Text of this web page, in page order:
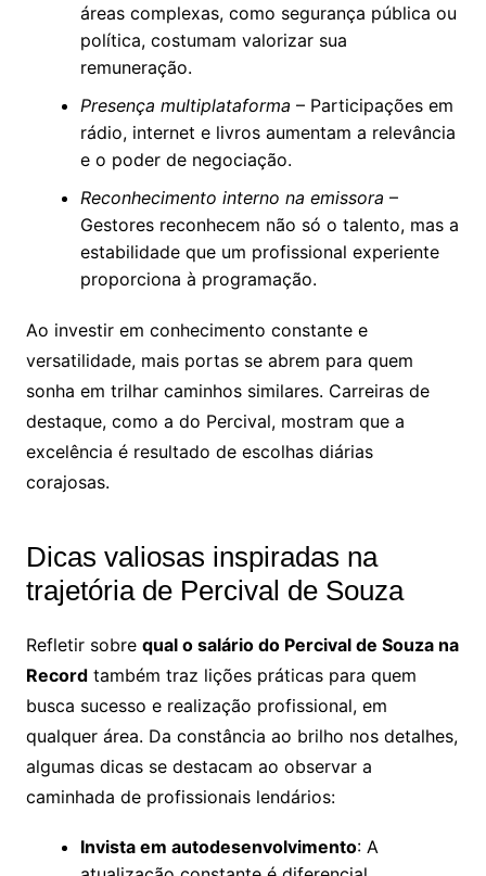
áreas complexas, como segurança pública ou
política, costumam valorizar sua
remuneração.
Presença multiplataforma – Participações em
rádio, internet e livros aumentam a relevância
e o poder de negociação.
Reconhecimento interno na emissora –
Gestores reconhecem não só o talento, mas a
estabilidade que um profissional experiente
proporciona à programação.
Ao investir em conhecimento constante e
versatilidade, mais portas se abrem para quem
sonha em trilhar caminhos similares. Carreiras de
destaque, como a do Percival, mostram que a
excelência é resultado de escolhas diárias
corajosas.
Dicas valiosas inspiradas na
trajetória de Percival de Souza
Refletir sobre qual o salário do Percival de Souza na
Recordtambém traz lições práticas para quem
busca sucesso e realização profissional, em
qualquer área. Da constância ao brilho nos detalhes,
algumas dicas se destacam ao observar a
caminhada de profissionais lendários:
Invista em autodesenvolvimento: A